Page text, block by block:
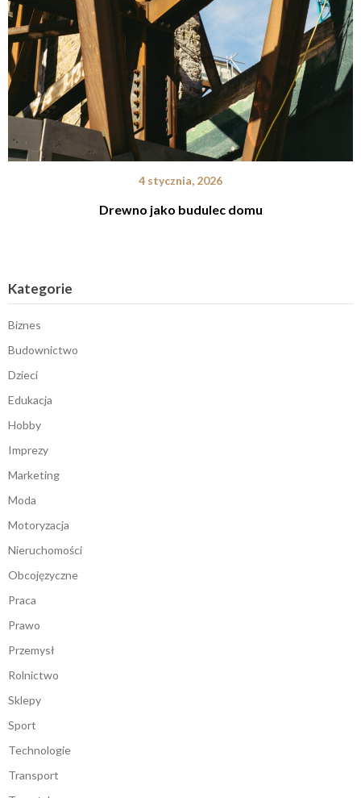
4 stycznia, 2026
Drewno jako budulec domu
Kategorie
Biznes
Budownictwo
Dzieci
Edukacja
Hobby
Imprezy
Marketing
Moda
Motoryzacja
Nieruchomości
Obcojęzyczne
Praca
Prawo
Przemysł
Rolnictwo
Sklepy
Sport
Technologie
Transport